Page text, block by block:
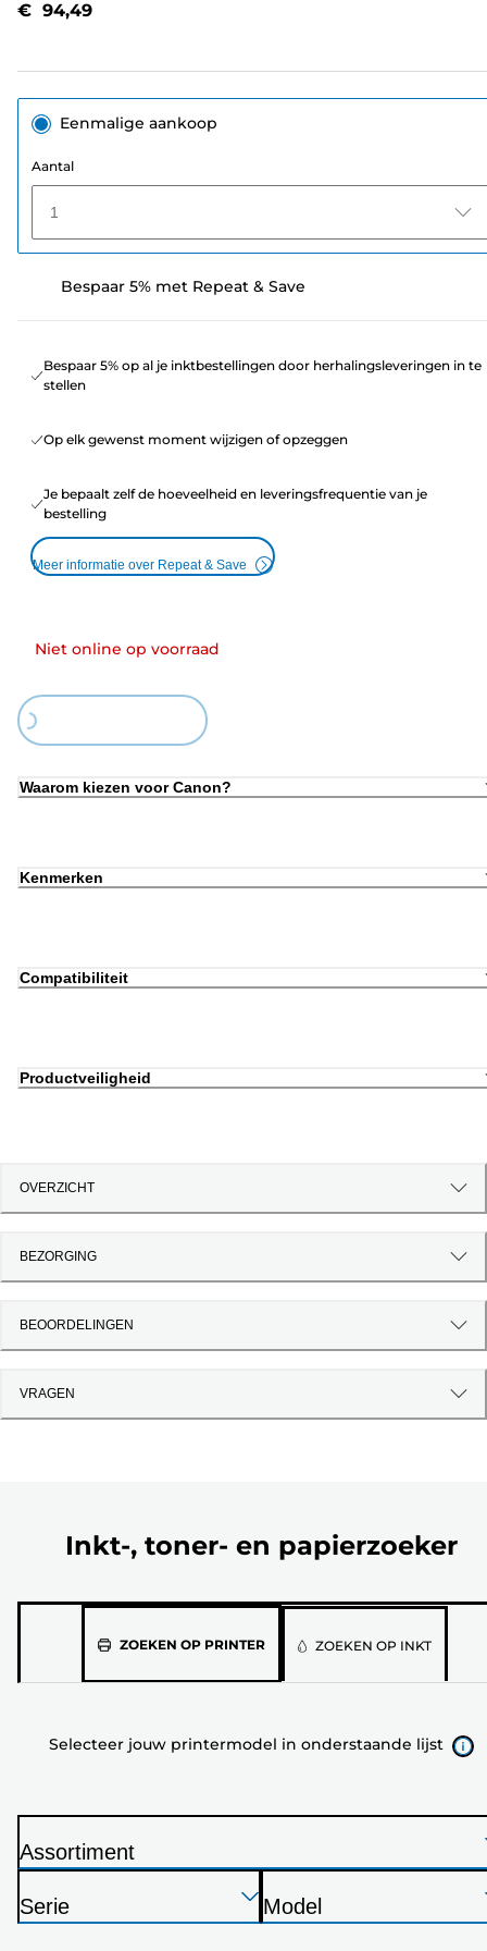
€ 94,49
Eenmalige aankoop
Aantal
1
Bespaar 5% met Repeat & Save
Bespaar 5% op al je inktbestellingen door herhalingsleveringen in te
stellen
Op elk gewenst moment wijzigen of opzeggen
Je bepaalt zelf de hoeveelheid en leveringsfrequentie van je
bestelling
Meer informatie over Repeat & Save
Niet online op voorraad
Waarom kiezen voor Canon?
Kenmerken
Compatibiliteit
Productveiligheid
OVERZICHT
BEZORGING
BEOORDELINGEN
VRAGEN
Inkt-, toner- en papierzoeker
ZOEKEN OP PRINTERSelecteer
onderstaande
ZOEKEN OP INKT
Selecteer jouw printermodel in onderstaande lijst
Druk
op
P
Assortiment
Druk
op
P
Serie
Druk
op
P
Model